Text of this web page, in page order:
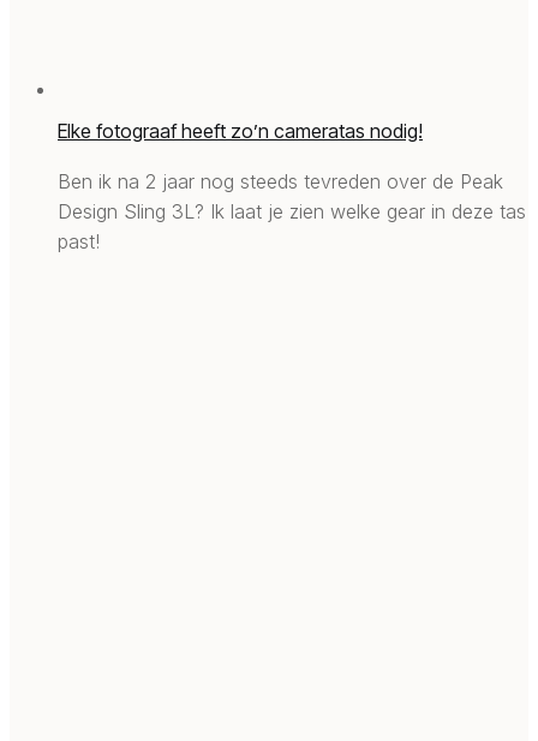
Elke fotograaf heeft zo’n cameratas nodig!
Ben ik na 2 jaar nog steeds tevreden over de Peak
Design Sling 3L? Ik laat je zien welke gear in deze tas
past!